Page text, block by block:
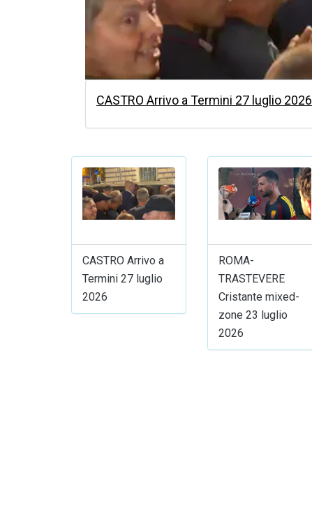
CASTRO Arrivo a Termini 27 luglio 2026
CASTRO Arrivo a
Termini 27 luglio
2026
ROMA-
TRASTEVERE
Cristante mixed-
zone 23 luglio
2026